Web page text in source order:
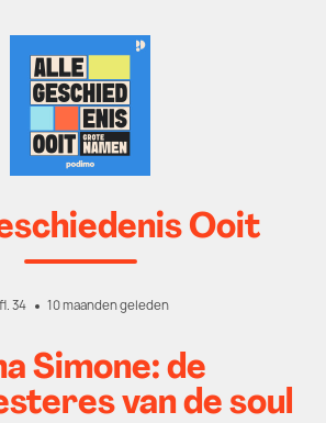
Ooit
34 10 maanden geleden
Simone: de
van de soul